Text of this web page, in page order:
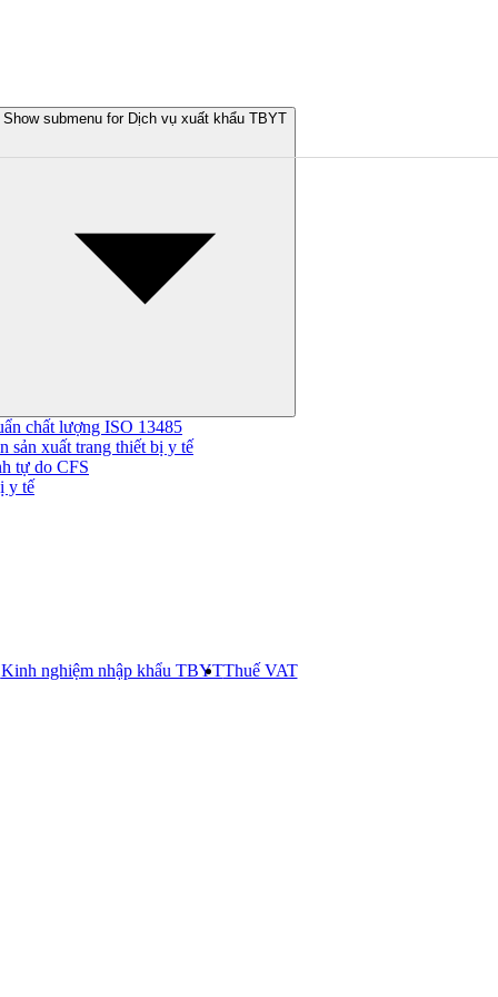
Show submenu for Dịch vụ xuất khẩu TBYT
chất lượng ISO 13485
sản xuất trang thiết bị y tế
tự do CFS
y tế
Kinh nghiệm nhập khẩu TBYTThuế VAT